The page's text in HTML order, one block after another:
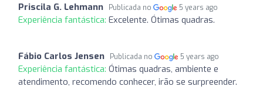
Priscila G. Lehmann Publicada no 5 years ago
Experiência fantástica: Excelente. Ótimas quadras.
Fábio Carlos Jensen Publicada no 5 years ago
Experiência fantástica: Ótimas quadras, ambiente e
atendimento, recomendo conhecer, irão se surpreender.